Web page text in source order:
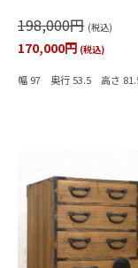
198,000円 (税込)
170,000円 (税込)
幅 97 奥行 53.5 高さ